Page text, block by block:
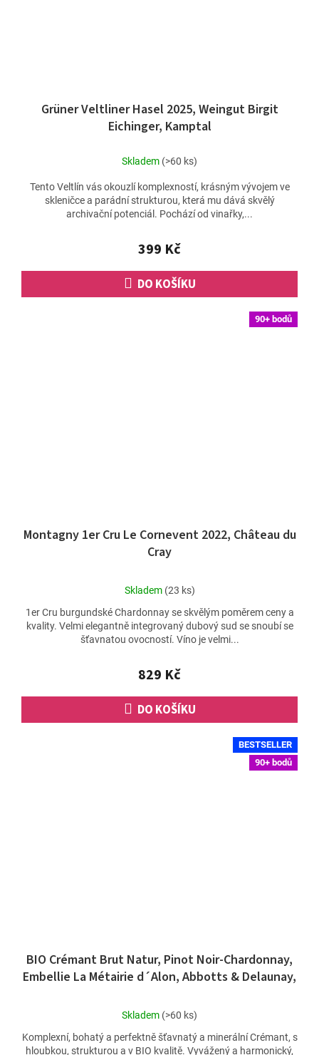
Grüner Veltliner Hasel 2025, Weingut Birgit
Eichinger, Kamptal
Skladem (>60 ks)
399 Kč
DO KOŠÍKU
Tento Veltlín vás okouzlí komplexností, krásným vývojem ve
skleničce a parádní strukturou, která mu dává skvělý
archivační potenciál. Pochází od vinařky,...
90+ bodů
Montagny 1er Cru Le Cornevent 2022, Château du
Cray
Průměrné
produktu
je
5,0
5
hvězdiček.
Skladem (23 ks)
829 Kč
DO KOŠÍKU
1er Cru burgundské Chardonnay se skvělým poměrem ceny a
kvality. Velmi elegantně integrovaný dubový sud se snoubí se
šťavnatou ovocností. Víno je velmi...
BESTSELLER
90+ bodů
BIO Crémant Brut Natur, Pinot Noir-Chardonnay,
Embellie La Métairie d´Alon, Abbotts & Delaunay,
Průměrné
produktu
je
Skladem (>60 ks)
Komplexní, bohatý a perfektně šťavnatý a minerální Crémant, s
hloubkou, strukturou a v BIO kvalitě. Vyvážený a harmonický,